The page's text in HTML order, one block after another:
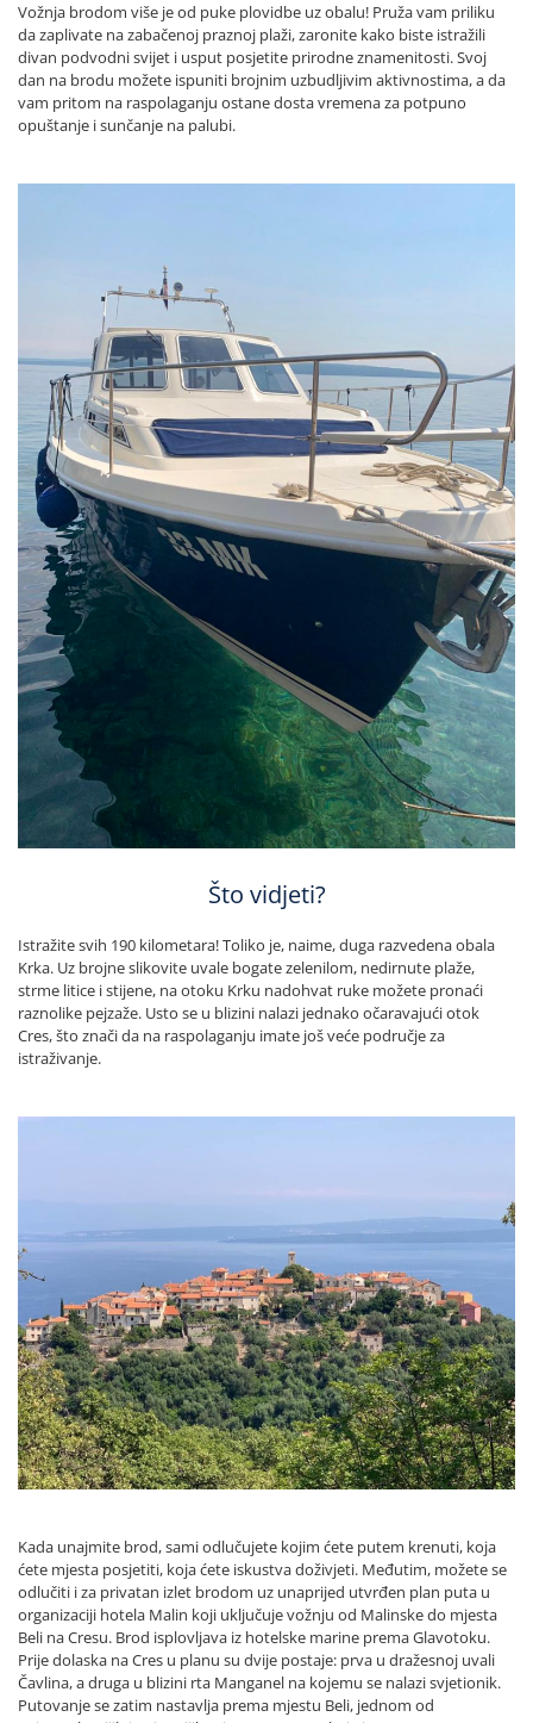
Vožnja brodom više je od puke plovidbe uz obalu! Pruža vam priliku
da zaplivate na zabačenoj praznoj plaži, zaronite kako biste istražili
divan podvodni svijet i usput posjetite prirodne znamenitosti. Svoj
dan na brodu možete ispuniti brojnim uzbudljivim aktivnostima, a da
vam pritom na raspolaganju ostane dosta vremena za potpuno
opuštanje i sunčanje na palubi.
Što vidjeti?
Istražite svih 190 kilometara! Toliko je, naime, duga razvedena obala
Krka. Uz brojne slikovite uvale bogate zelenilom, nedirnute plaže,
strme litice i stijene, na otoku Krku nadohvat ruke možete pronaći
raznolike pejzaže. Usto se u blizini nalazi jednako očaravajući otok
Cres, što znači da na raspolaganju imate još veće područje za
istraživanje.
Kada unajmite brod, sami odlučujete kojim ćete putem krenuti, koja
ćete mjesta posjetiti, koja ćete iskustva doživjeti. Međutim, možete se
odlučiti i za privatan izlet brodom uz unaprijed utvrđen plan puta u
organizaciji hotela Malin koji uključuje vožnju od Malinske do mjesta
Beli na Cresu. Brod isplovljava iz hotelske marine prema Glavotoku.
Prije dolaska na Cres u planu su dvije postaje: prva u dražesnoj uvali
Čavlina, a druga u blizini rta Manganel na kojemu se nalazi svjetionik.
Putovanje se zatim nastavlja prema mjestu Beli, jednom od